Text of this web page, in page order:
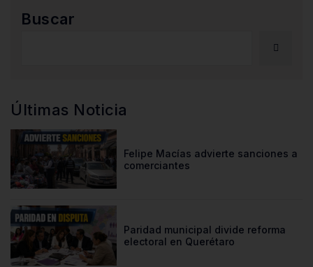
Buscar
Últimas Noticia
Felipe Macías advierte sanciones a
comerciantes
Paridad municipal divide reforma
electoral en Querétaro